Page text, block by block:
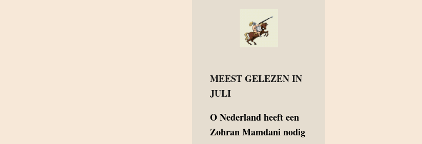
MEEST GELEZEN IN
JULI
ONederland heeft een
Zohran Mamdani nodig